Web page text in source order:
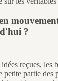
?
reçues, les
petite partie des